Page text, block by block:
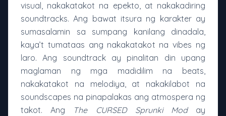
visual, nakakatakot na epekto, at nakakadiring
soundtracks. Ang bawat itsura ng karakter ay
sumasalamin sa sumpang kanilang dinadala,
kaya’t tumataas ang nakakatakot na vibes ng
laro. Ang soundtrack ay pinalitan din upang
maglaman ng mga madidilim na beats,
nakakatakot na melodiya, at nakakilabot na
soundscapes na pinapalakas ang atmospera ng
takot. Ang
The CURSED Sprunki Moday